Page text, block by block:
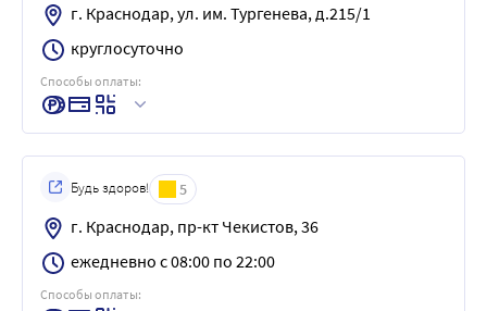
г. Краснодар, ул. им. Тургенева, д.215/1
круглосуточно
Способы оплаты:
Будь здоров! 5
г. Краснодар, пр-кт Чекистов, 36
ежедневно с 08:00 по 22:00
Способы оплаты: